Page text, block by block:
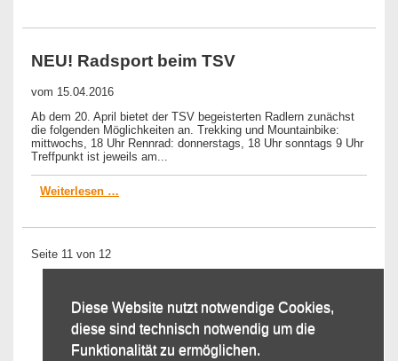
Diese Website nutzt notwendige Cookies,
diese sind technisch notwendig um die
Funktionalität zu ermöglichen.
NEU! Radsport beim TSV
vom 15.04.2016
Ab dem 20. April bietet der TSV begeisterten Radlern zunächst
die folgenden Möglichkeiten an. Trekking und Mountainbike:
mittwochs, 18 Uhr Rennrad: donnerstags, 18 Uhr sonntags 9 Uhr
Treffpunkt ist jeweils am...
Weiterlesen …
Seite 11 von 12
6
8
9